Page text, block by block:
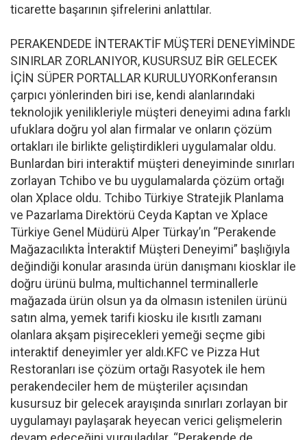
ticarette başarının şifrelerini anlattılar.
PERAKENDEDE İNTERAKTİF MÜŞTERİ DENEYİMİNDE
SINIRLAR ZORLANIYOR, KUSURSUZ BİR GELECEK
İÇİN SÜPER PORTALLAR KURULUYORKonferansın
çarpıcı yönlerinden biri ise, kendi alanlarındaki
teknolojik yenilikleriyle müşteri deneyimi adına farklı
ufuklara doğru yol alan firmalar ve onların çözüm
ortakları ile birlikte geliştirdikleri uygulamalar oldu.
Bunlardan biri interaktif müşteri deneyiminde sınırları
zorlayan Tchibo ve bu uygulamalarda çözüm ortağı
olan Xplace oldu. Tchibo Türkiye Stratejik Planlama
ve Pazarlama Direktörü Ceyda Kaptan ve Xplace
Türkiye Genel Müdürü Alper Türkay’ın “Perakende
Mağazacılıkta İnteraktif Müşteri Deneyimi” başlığıyla
değindiği konular arasında ürün danışmanı kiosklar ile
doğru ürünü bulma, multichannel terminallerle
mağazada ürün olsun ya da olmasın istenilen ürünü
satın alma, yemek tarifi kiosku ile kısıtlı zamanı
olanlara akşam pişirecekleri yemeği seçme gibi
interaktif deneyimler yer aldı.KFC ve Pizza Hut
Restoranları ise çözüm ortağı Rasyotek ile hem
perakendeciler hem de müşteriler açısından
kusursuz bir gelecek arayışında sınırları zorlayan bir
uygulamayı paylaşarak heyecan verici gelişmelerin